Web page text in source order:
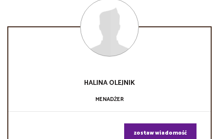
HALINAOLEJNIK
MENADŻER
zostaw wiadomość